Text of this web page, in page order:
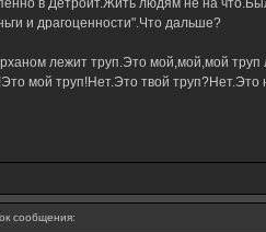
в Детройт.Жить людям не на
и драгоценности".Что дальше?
лежит труп.Это мой,мой,мой
мой труп!Нет.Это твой
сообщения: